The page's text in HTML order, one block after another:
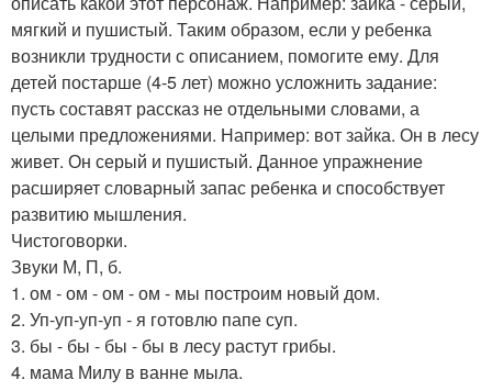
мягкий и пушистый. Таким образом, если у ребенка
возникли трудности с описанием, помогите ему. Для
детей постарше (4-5 лет) можно усложнить задание:
пусть составят рассказ не отдельными словами, а
целыми предложениями. Например: вот зайка. Он в лесу
живет. Он серый и пушистый. Данное упражнение
расширяет словарный запас ребенка и способствует
развитию мышления.
Чистоговорки.
Звуки М, П, б.
1. ом - ом - ом - ом - мы построим новый дом.
2. Уп-уп-уп-уп - я готовлю папе суп.
3. бы - бы - бы - бы в лесу растут грибы.
4. мама Милу в ванне мыла.